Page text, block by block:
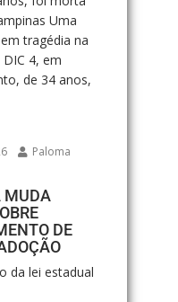
Uma
tragédia na
4, em
de 34 anos,
Paloma
MUDA
DE
da lei estadual